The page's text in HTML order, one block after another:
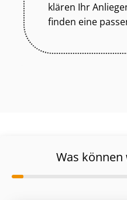
klären Ihr
finden eine
Was